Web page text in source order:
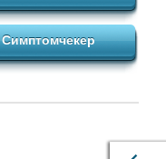
Симптомчекер